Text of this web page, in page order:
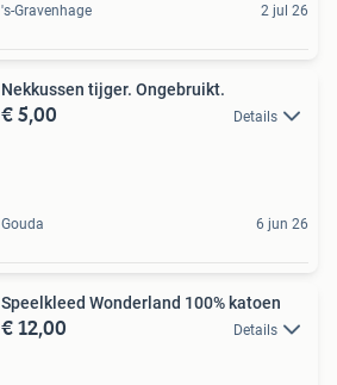
's-Gravenhage 2 jul 26
Nekkussen tijger. Ongebruikt.
€ 5,00 Details
Gouda 6 jun 26
Speelkleed Wonderland 100% katoen
€ 12,00 Details